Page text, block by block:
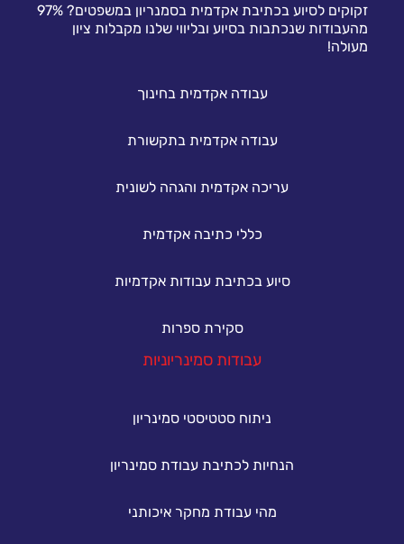
זקוקים לסיוע בכתיבת אקדמית בסמנריון במשפטים? 97%
מהעבודות שנכתבות בסיוע ובליווי שלנו מקבלות ציון
מעולה!
עבודה אקדמית בחינוך
עבודה אקדמית בתקשורת
עריכה אקדמית והגהה לשונית
כללי כתיבה אקדמית
סיוע בכתיבת עבודות אקדמיות
סקירת ספרות
עבודות סמינריוניות
ניתוח סטטיסטי סמינריון
הנחיות לכתיבת עבודת סמינריון
מהי עבודת מחקר איכותני